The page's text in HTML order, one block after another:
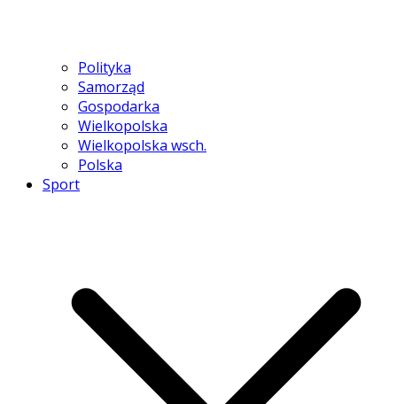
Polityka
Samorząd
Gospodarka
Wielkopolska
Wielkopolska wsch.
Polska
Sport